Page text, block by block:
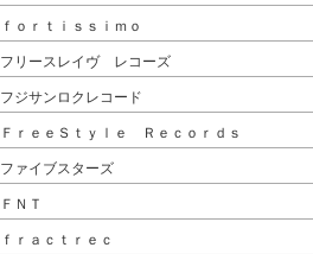
ｆｏｒｔｉｓｓｉｍｏ
フリースレイヴ レコーズ
フジサンロクレコード
ＦｒｅｅＳｔｙｌｅ Ｒｅｃｏｒｄｓ
ファイブスターズ
ＦＮＴ
ｆｒａｃｔｒｅｃ